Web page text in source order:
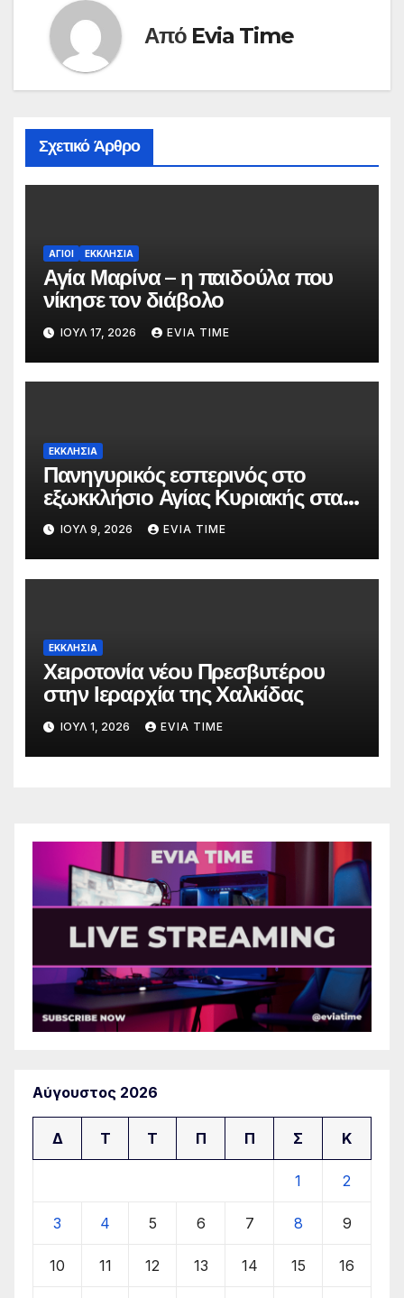
Από Evia Time
Σχετικό Άρθρο
ΑΓΙΟΙ ΕΚΚΛΗΣΙΑ
Αγία Μαρίνα – η παιδούλα που
νίκησε τον διάβολο
ΙΟΎΛ 17, 2026 EVIA TIME
ΕΚΚΛΗΣΙΑ
Πανηγυρικός εσπερινός στο
εξωκκλήσιο Αγίας Κυριακής στα
Κάμπια Διρφύων
ΙΟΎΛ 9, 2026 EVIA TIME
ΕΚΚΛΗΣΙΑ
Χειροτονία νέου Πρεσβυτέρου
στην Ιεραρχία της Χαλκίδας
ΙΟΎΛ 1, 2026 EVIA TIME
Αύγουστος 2026
Δ Τ Τ Π Π Σ Κ
1 2
3 4 5 6 7 8 9
10 11 12 13 14 15 16